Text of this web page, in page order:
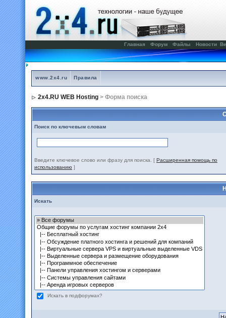
Главная Форум Файлы Новости
www.2x4.ru Правила
2x4.RU WEB Hosting > Форма поиска
Поиск по ключевым словам
Введите ключевое слово или фразу для поиска. [ Расширенная помощь по
использованию ]
Искать
Искать в подфорумах?